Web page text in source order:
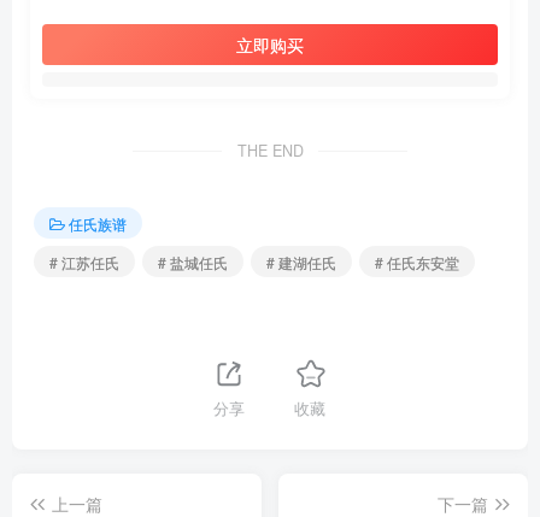
立即购买
THE END
任氏族谱
# 江苏任氏
# 盐城任氏 # 建湖任氏 # 任氏东安堂
分享 收藏
上一篇
下一篇